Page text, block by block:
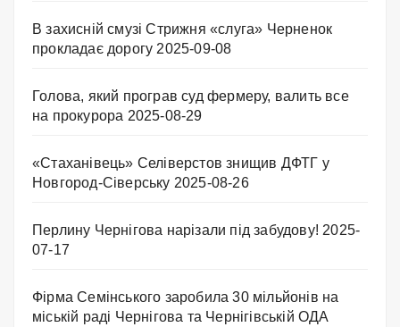
В захисній смузі Стрижня «слуга» Черненок
прокладає дорогу 2025-09-08
Голова, який програв суд фермеру, валить все
на прокурора 2025-08-29
«Стаханівець» Селіверстов знищив ДФТГ у
Новгород-Сіверську 2025-08-26
Перлину Чернігова нарізали під забудову! 2025-
07-17
Фірма Семінського заробила 30 мільйонів на
міській раді Чернігова та Чернігівській ОДА